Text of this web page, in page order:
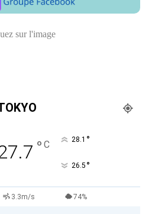
sur l'image
° C 28.1 °
26.5 °
3.3m/s 74%